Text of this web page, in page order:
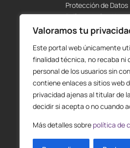
Valoramos tu
Este portal web únicamente
finalidad técnica, no recaba ni
personal de los usuarios sin
contiene enlaces a sitios web
privacidad ajenas al titular de
decidir si acepta o no cuando
Más detalles sobre política de
Protección de Datos
Política de Cookies
Envíos y